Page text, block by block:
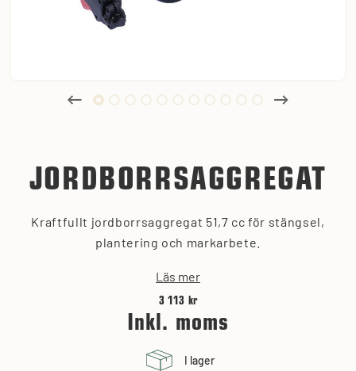
JORDBORRSAGGREGAT
Kraftfullt jordborrsaggregat 51,7 cc för stängsel,
plantering och markarbete.
Läs mer
3 113 kr
Inkl. moms
I lager